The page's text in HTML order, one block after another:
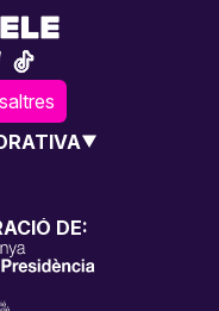
DE: